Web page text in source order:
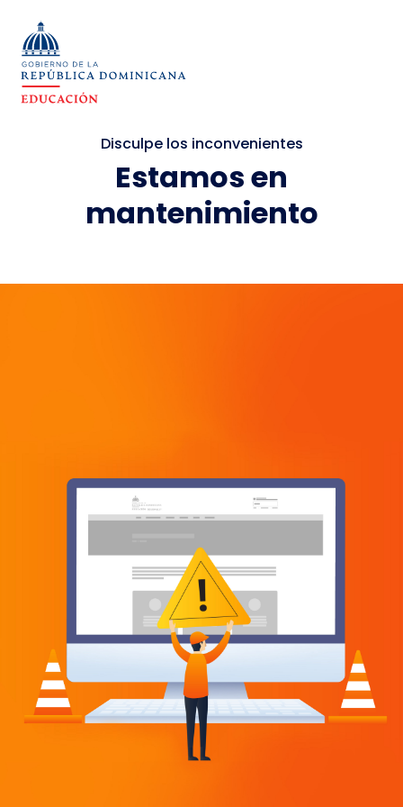
Disculpe los inconvenientes
Estamos en
mantenimiento